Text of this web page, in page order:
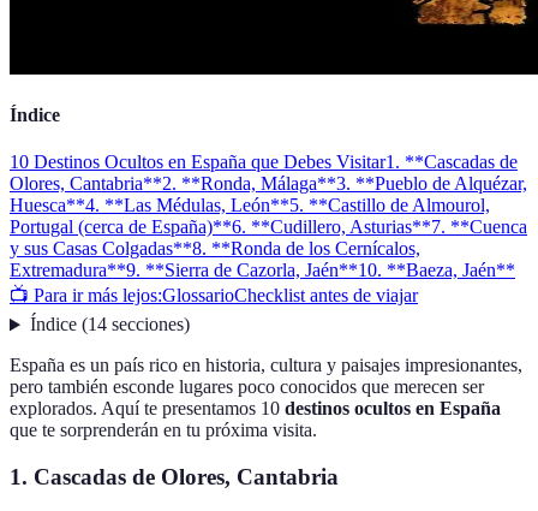
Índice
10 Destinos Ocultos en España que Debes Visitar1. **Cascadas de
Olores, Cantabria**2. **Ronda, Málaga**3. **Pueblo de Alquézar,
Huesca**4. **Las Médulas, León**5. **Castillo de Almourol,
Portugal (cerca de España)**6. **Cudillero, Asturias**7. **Cuenca
y sus Casas Colgadas**8. **Ronda de los Cernícalos,
Extremadura**9. **Sierra de Cazorla, Jaén**10. **Baeza, Jaén**
📺 Para ir más lejos:GlossarioChecklist antes de viajar
Índice(14 secciones)
España es un país rico en historia, cultura y paisajes impresionantes,
pero también esconde lugares poco conocidos que merecen ser
explorados. Aquí te presentamos 10 destinos ocultos en España
que te sorprenderán en tu próxima visita.
1. Cascadas de Olores, Cantabria